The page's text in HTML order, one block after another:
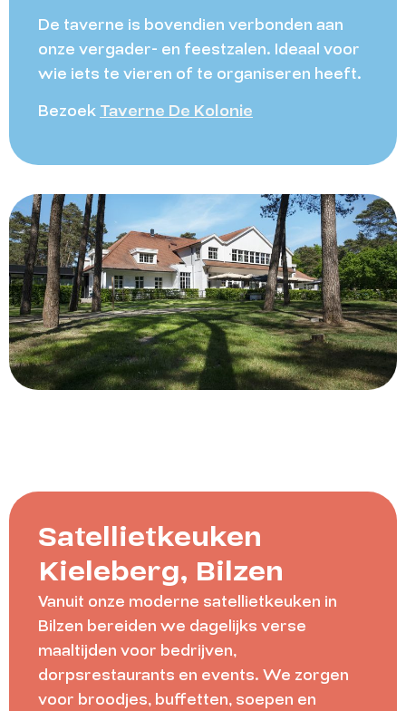
De taverne is bovendien verbonden aan
onze vergader- en feestzalen. Ideaal voor
wie iets te vieren of te organiseren heeft.
Bezoek Taverne De Kolonie
Satellietkeuken
Kieleberg, Bilzen
Vanuit onze moderne satellietkeuken in
Bilzen bereiden we dagelijks verse
maaltijden voor bedrijven,
dorpsrestaurants en events. We zorgen
voor broodjes, buffetten, soepen en